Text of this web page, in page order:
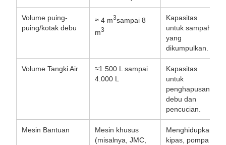
Volume puing-
puing/kotak debu
≈ 4 m3sampai 8
m3
Kapasitas
untuk sampah
yang
dikumpulkan.
Volume Tangki Air
≈1.500 L sampai
4.000 L
Kapasitas
untuk
penghapusan
debu dan
pencucian.
Mesin Bantuan
Mesin khusus
(misalnya, JMC,
Menghidupkan
kipas, pompa